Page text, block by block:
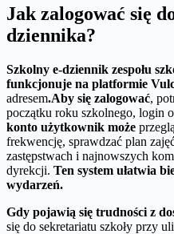
Jak zalogować się
dziennika?
Szkolny e-dziennik zespołu
funkcjonuje na platformie
adresem.Aby się zalogować,
początku roku szkolnego, login
konto użytkownik może
frekwencję, sprawdzać plan
zastępstwach i najnowszych
dyrekcji. Ten system ułatwia
wydarzeń.
Gdy pojawią się trudności z
się do sekretariatu szkoły przy